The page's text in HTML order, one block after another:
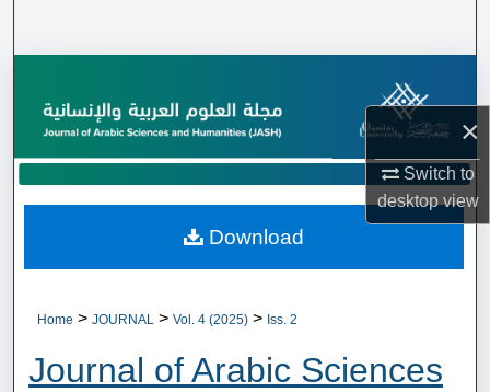
×
Switch to
desktopview
My Account
About
Digital Commons Network™
Home > JOURNAL > Vol. 4 (2025) > Iss. 2
Journal of Arabic Sciences
Download